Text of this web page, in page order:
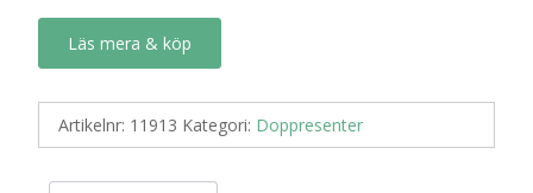
Läs mera & köp
Artikelnr: 11913 Kategori: Doppresenter